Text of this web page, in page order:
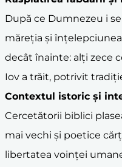
După ce Dumnezeu i
măreția și
decât înainte: alți zece
Iov a trăit, potrivit
Contextul istoric și
Cercetătorii biblici
mai vechi și poetice
libertatea voinței